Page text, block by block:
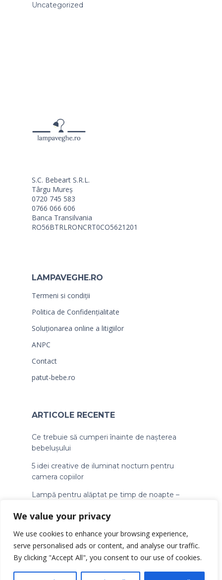
We value your privacy
We use cookies to enhance your browsing experience,
serve personalised ads or content, and analyse our traffic.
By clicking "Accept All", you consent to our use of cookies.
Uncategorized
S.C. Bebeart S.R.L.
Târgu Mureș
0720 745 583
0766 066 606
Banca Transilvania
RO56BTRLRONCRT0CO5621201
LAMPAVEGHE.RO
Termeni si condiții
Politica de Confidențialitate
Soluționarea online a litigiilor
ANPC
Contact
patut-bebe.ro
ARTICOLE RECENTE
Ce trebuie să cumperi înainte de nașterea
bebelușului
5 idei creative de iluminat nocturn pentru
camera copiilor
Lampă pentru alăptat pe timp de noapte –
© Copyright lampaveghe.ro